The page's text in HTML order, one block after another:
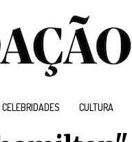
CELEBRIDADES CULTURA